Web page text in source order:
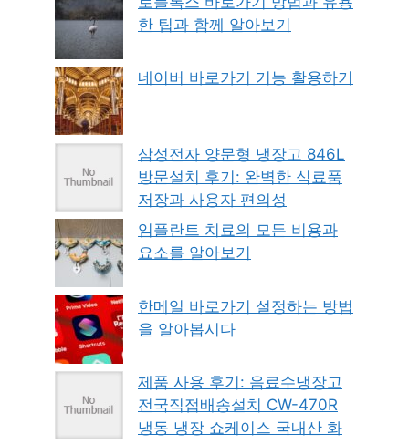
한 팁과 함께 알아보기
네이버 바로가기 기능 활용하기
삼성전자 양문형 냉장고 846L
방문설치 후기: 완벽한 식료품
저장과 사용자 편의성
임플란트 치료의 모든 비용과
요소를 알아보기
한메일 바로가기 설정하는 방법
을 알아봅시다
제품 사용 후기: 음료수냉장고
전국직접배송설치 CW-470R
냉동 냉장 쇼케이스 국내산 화